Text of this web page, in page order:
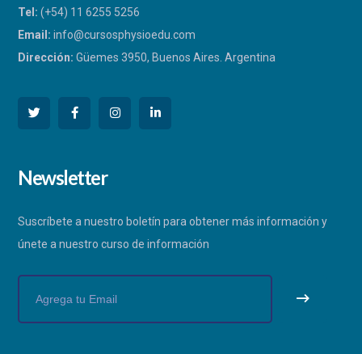
Respondemos a la brevedad
Tel: (+54) 11 6255 5256
Email: info@cursosphysioedu.com
Dirección: Güemes 3950, Buenos Aires. Argentina
Newsletter
Suscríbete a nuestro boletín para obtener más información y
únete a nuestro curso de información